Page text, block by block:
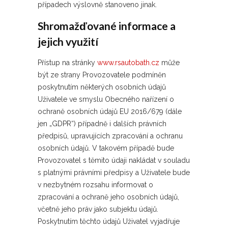
případech výslovně stanoveno jinak.
Shromažďované informace a
jejich využití
Přístup na stránky www.rsautobath.cz může
být ze strany Provozovatele podmíněn
poskytnutím některých osobních údajů
Uživatele ve smyslu Obecného nařízení o
ochraně osobních údajů EU 2016/679 (dále
jen „GDPR“) případně i dalších právních
předpisů, upravujících zpracování a ochranu
osobních údajů. V takovém případě bude
Provozovatel s těmito údaji nakládat v souladu
s platnými právními předpisy a Uživatele bude
v nezbytném rozsahu informovat o
zpracování a ochraně jeho osobních údajů,
včetně jeho práv jako subjektu údajů.
Poskytnutím těchto údajů Uživatel vyjadřuje